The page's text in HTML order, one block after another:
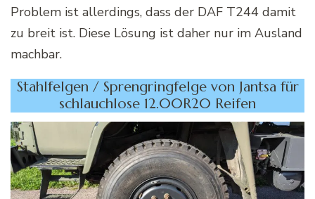
Problem ist allerdings, dass der DAF T244 damit
zu breit ist. Diese Lösung ist daher nur im Ausland
machbar.
Stahlfelgen / Sprengringfelge von Jantsa für
schlauchlose 12.00R20 Reifen